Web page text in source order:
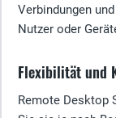
Verbindungen
Nutzer oder
Flexibilität und
Remote Desktop